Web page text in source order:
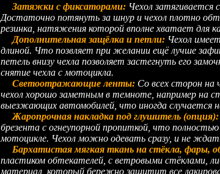
Затяжки с фиксаторами: Чехол затягивается
Достаточно потянуть за шнур и чехол плотно
резинка, натяжения которой вполне хватает для
Дополнительная защёлка и петли: Чехол
длиной. Что позвляет при желании ещё лучше
петель внизу чехла позволяет застегнуть его
снятие чехла с мотоцикла.
Светоотражающие ленты: Со всех сторон
чехол хорошо заметным в темноте, например на
выезжающих автомобилей, что иногда случается
Жаропрочная накладка под глушитель (опция):
брезента с огнеупорной пропиткой, что
мотоцикле. Чехол можно одевать сразу, и не
Бархатистая мягкая ткань на стёкла, фары,
пластиком обтекателей, с ветровыми стёклами,
материал, который бережно защитит все